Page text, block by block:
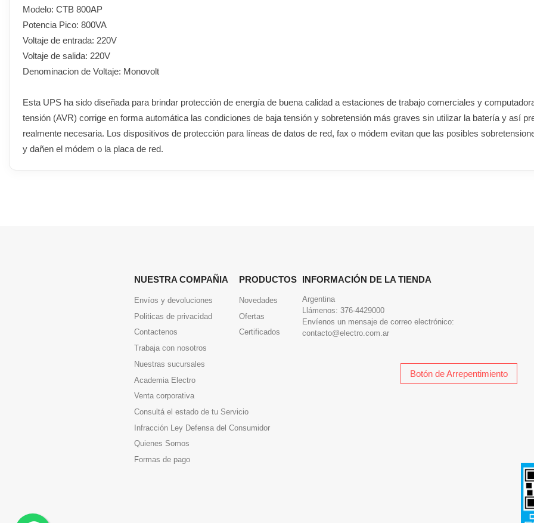
Modelo: CTB 800AP
Potencia Pico: 800VA
Voltaje de entrada: 220V
Voltaje de salida: 220V
Denominacion de Voltaje: Monovolt
Esta UPS ha sido diseñada para brindar protección de energía de buena calidad a estaciones de trabajo comerciales y
tensión (AVR) corrige en forma automática las condiciones de baja tensión y sobretensión más graves sin utilizar la batería y así
realmente necesaria. Los dispositivos de protección para líneas de datos de red, fax o módem evitan que las posibles
y dañen el módem o la placa de red.
NUESTRA COMPAÑIA
Envíos y devoluciones
Politicas de privacidad
Contactenos
Trabaja con nosotros
Nuestras sucursales
Academia Electro
Venta corporativa
Consultá el estado de tu Servicio
Infracción Ley Defensa del Consumidor
Quienes Somos
Formas de pago
PRODUCTOS
Novedades
Ofertas
Certificados
INFORMACIÓN DE LA TIENDA
Argentina
Llámenos: 376-4429000
Envíenos un mensaje de correo electrónico:
contacto@electro.com.ar
Botón de Arrepentimiento